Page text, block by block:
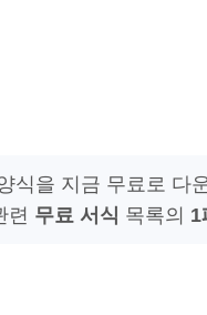
식을 지금 무료로 다
련 무료 서식 목록의 1